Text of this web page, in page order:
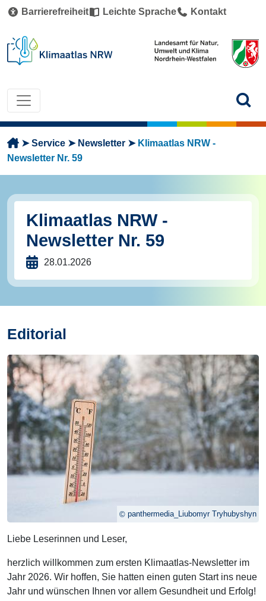
Direkt zum Inhalt
Barrierefreiheit Leichte Sprache Kontakt
Pfadnavigation
Service Newsletter
Klimaatlas NRW -
Newsletter Nr. 59
Klimaatlas NRW -
Newsletter Nr. 59
28.01.2026
Editorial
panthermedia_Liubomyr Tryhubyshyn
Liebe Leserinnen und Leser,
herzlich willkommen zum ersten Klimaatlas-Newsletter im
Jahr 2026. Wir hoffen, Sie hatten einen guten Start ins neue
Jahr und wünschen Ihnen vor allem Gesundheit und Erfolg!